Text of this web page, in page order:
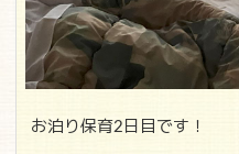
お泊り保育2日目です！